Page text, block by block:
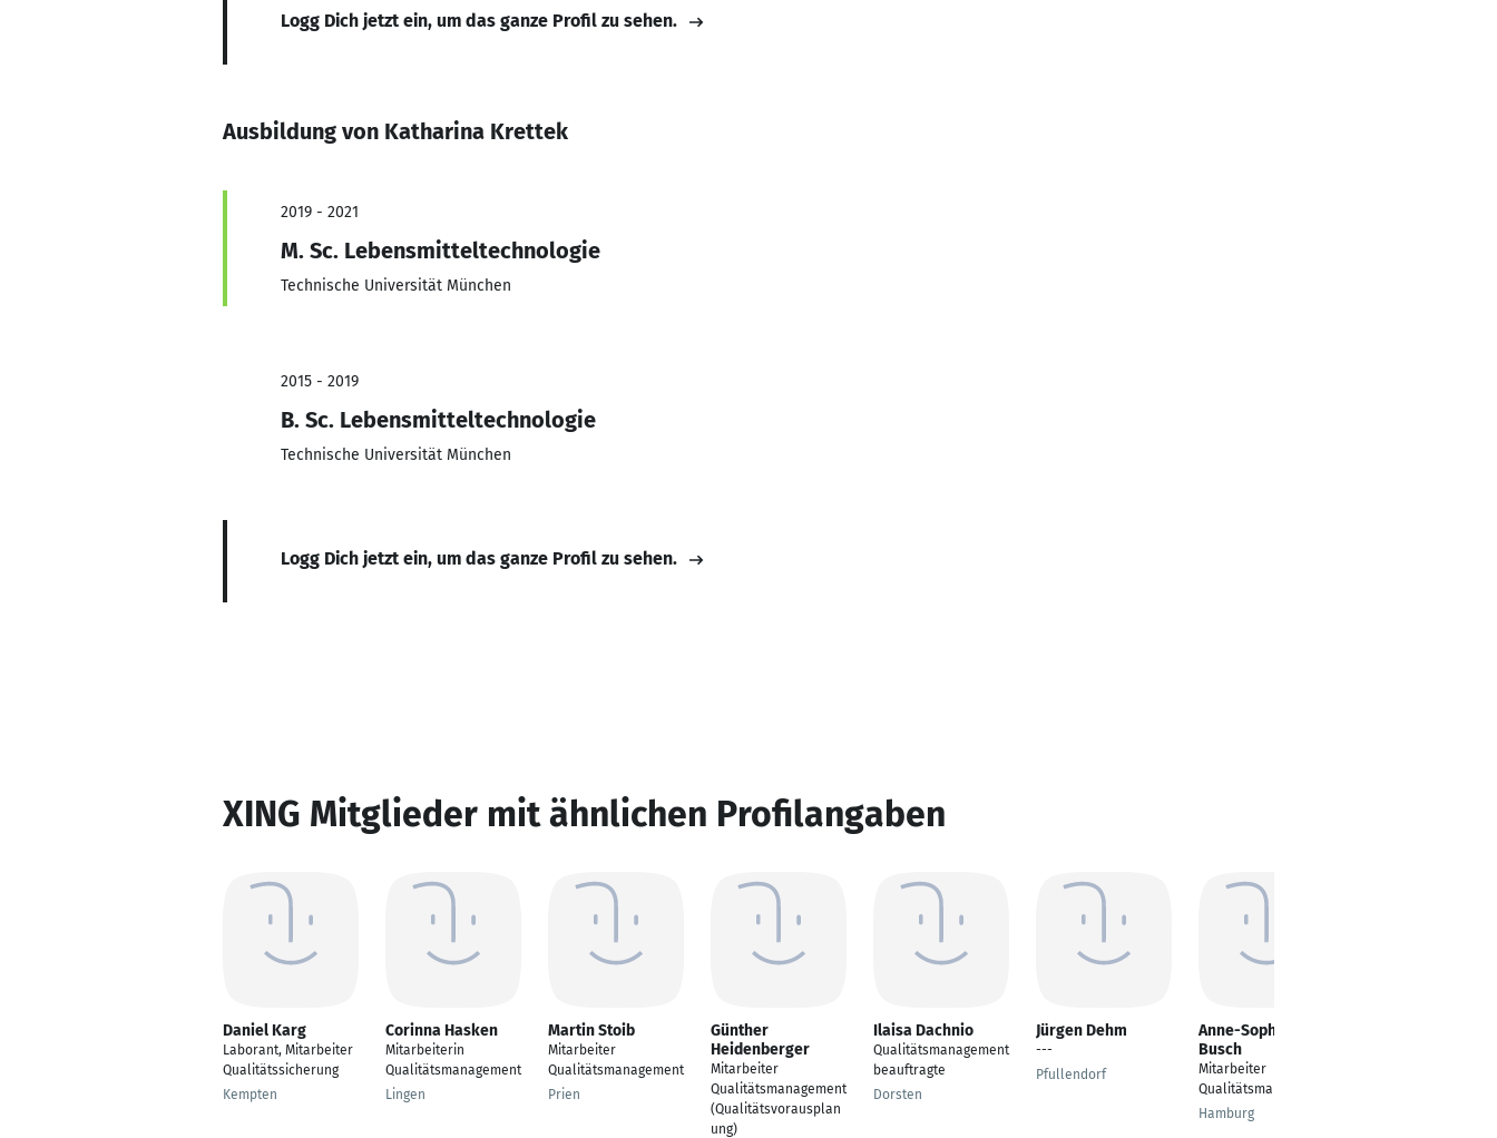
Logg Dich jetzt ein, um das ganze Profil zu sehen.
Ausbildung von Katharina Krettek
2019 - 2021
M. Sc. Lebensmitteltechnologie
Technische Universität München
2015 - 2019
B. Sc. Lebensmitteltechnologie
Technische Universität München
Logg Dich jetzt ein, um das ganze Profil zu sehen.
XING Mitglieder mit ähnlichen Profilangaben
Daniel Karg
Laborant, Mitarbeiter
Qualitätssicherung
Kempten
Corinna Hasken
Mitarbeiterin
Qualitätsmanagement
Lingen
Martin Stoib
Mitarbeiter
Qualitätsmanagement
Prien
Günther
Heidenberger
Mitarbeiter
Qualitätsmanagement
(Qualitätsvorausplan
ung)
Ilaisa Dachnio
Qualitätsmanagement
beauftragte
Dorsten
Jürgen Dehm
---
Pfullendorf
Anne-Sophie
Busch
Mitarbeiter
Qualitätsmanagement
Hamburg